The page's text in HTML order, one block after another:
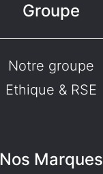
Groupe
Notre groupe
Ethique & RSE
Nos Marques